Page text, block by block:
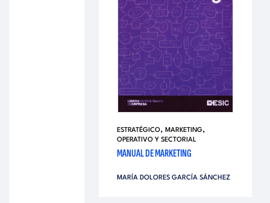
ESTRATÉGICO, MARKETING,
OPERATIVO Y SECTORIAL
MANUAL DE MARKETING
MARÍA DOLORES GARCÍA SÁNCHEZ